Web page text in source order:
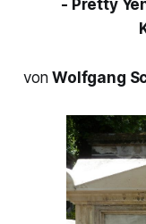
- Pretty
von Wolfgang